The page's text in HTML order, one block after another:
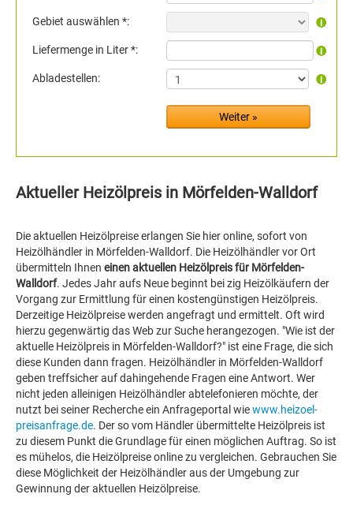
Gebiet auswählen *:
Liefermenge in Liter *:
Abladestellen:
Aktueller Heizölpreis in Mörfelden-Walldorf
Die aktuellen Heizölpreise erlangen Sie hier online, sofort von
Heizölhändler in Mörfelden-Walldorf. Die Heizölhändler vor Ort
übermitteln Ihnen einen aktuellen Heizölpreis für Mörfelden-
Walldorf. Jedes Jahr aufs Neue beginnt bei zig Heizölkäufern der
Vorgang zur Ermittlung für einen kostengünstigen Heizölpreis.
Derzeitige Heizölpreise werden angefragt und ermittelt. Oft wird
hierzu gegenwärtig das Web zur Suche herangezogen. "Wie ist der
aktuelle Heizölpreis in Mörfelden-Walldorf?" ist eine Frage, die sich
diese Kunden dann fragen. Heizölhändler in Mörfelden-Walldorf
geben treffsicher auf dahingehende Fragen eine Antwort. Wer
nicht jeden alleinigen Heizölhändler abtelefonieren möchte, der
nutzt bei seiner Recherche ein Anfrageportal wiewww.heizoel-
preisanfrage.de. Der so vom Händler übermittelte Heizölpreis ist
zu diesem Punkt die Grundlage für einen möglichen Auftrag. So ist
es mühelos, die Heizölpreise online zu vergleichen. Gebrauchen Sie
diese Möglichkeit der Heizölhändler aus der Umgebung zur
Gewinnung der aktuellen Heizölpreise.